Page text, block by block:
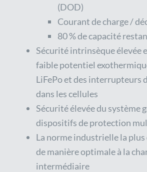
(DOD)
Courant de charge /
80 % de capacité
Sécurité intrinsèque élevée
faible potentiel
LiFePo et des interrupteurs
dans les cellules
Sécurité élevée du système
dispositifs de protection
La norme industrielle la plus
de manière optimale à la
intermédiaire